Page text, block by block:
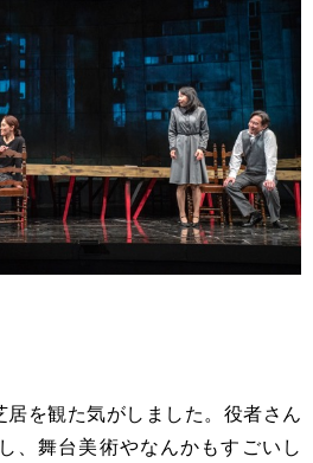
を観た気がしました。役者さん
、舞台美術やなんかもすごいし